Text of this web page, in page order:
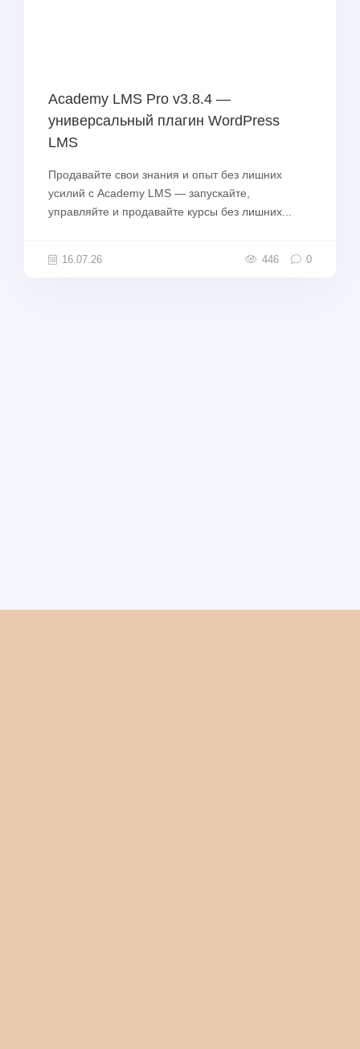
Academy LMS Pro v3.8.4 —
универсальный плагин WordPress
LMS
Продавайте свои знания и опыт без лишних
усилий с Academy LMS — запускайте,
управляйте и продавайте курсы без лишних...
16.07.26 446 0